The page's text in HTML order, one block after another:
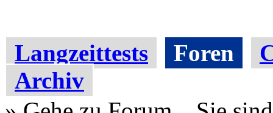
Langzeittests Foren
Archiv